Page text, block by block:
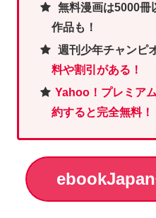
無料漫画は5000
作品も！
週刊少年チャンピ
料や割引がある！
Yahoo！プレミア
約すると完全無料！